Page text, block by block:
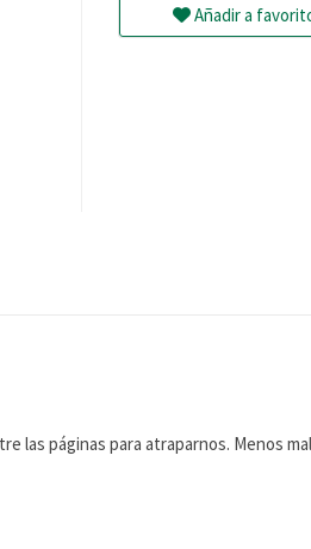
Añadir a
las páginas para atraparnos. Menos